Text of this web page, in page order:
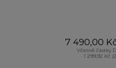
7 490,00
Včetně částky
1 299,92 Kč